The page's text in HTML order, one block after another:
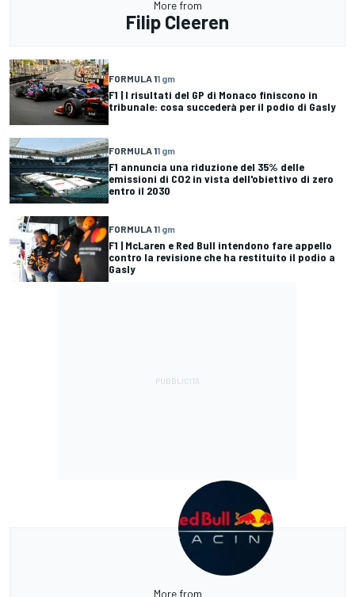
More from
Filip Cleeren
FORMULA 11 gm
F1 | I risultati del GP di Monaco finiscono in
tribunale: cosa succederà per il podio di Gasly
FORMULA 11 gm
F1 annuncia una riduzione del 35% delle
emissioni di CO2 in vista dell'obiettivo di zero
entro il 2030
FORMULA 11 gm
F1 | McLaren e Red Bull intendono fare appello
contro la revisione che ha restituito il podio a
Gasly
More from